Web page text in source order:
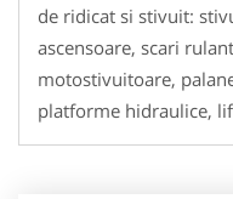
de ridicat si stivuit:
ascensoare, scari
motostivuitoare,
platforme hidraulice,